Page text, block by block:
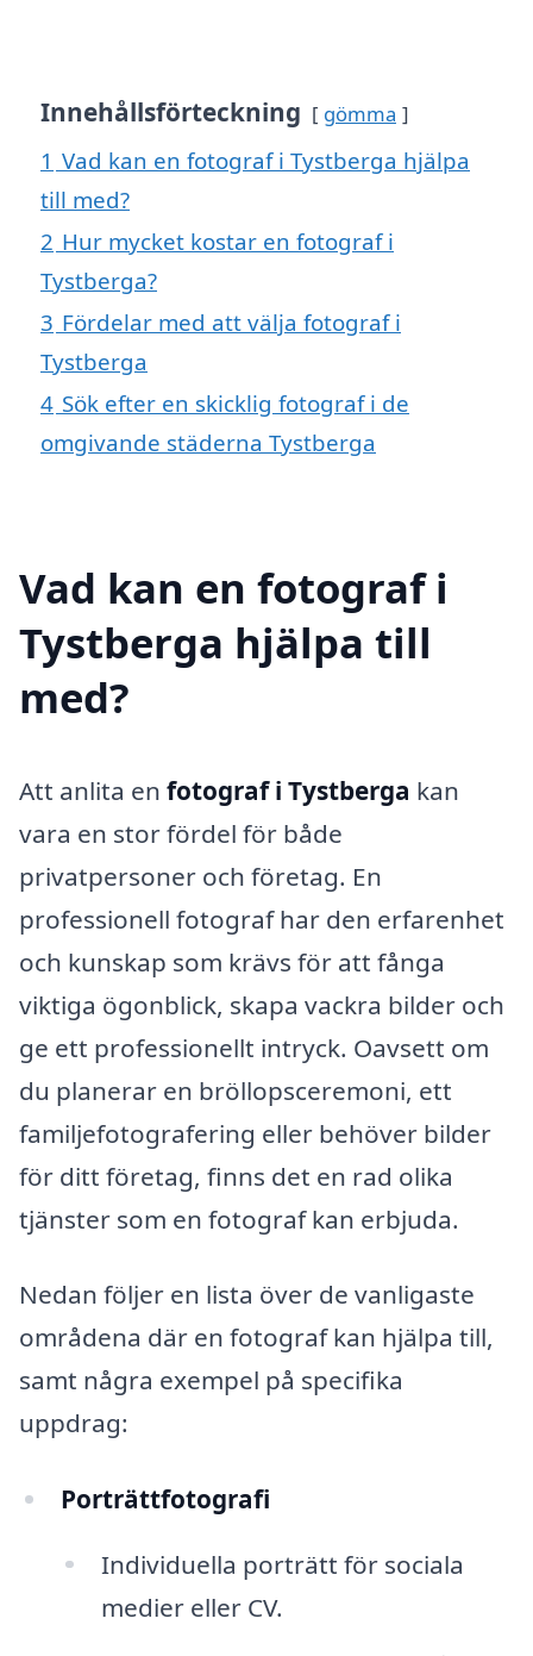
Innehållsförteckning gömma
1 Vad kan en fotograf i Tystberga hjälpa
till med?
2 Hur mycket kostar en fotograf i
Tystberga?
3 Fördelar med att välja fotograf i
Tystberga
4 Sök efter en skicklig fotograf i de
omgivande städerna Tystberga
Vad kan en fotograf i
Tystberga hjälpa till
med?
Att anlita en fotograf i Tystberga kan
vara en stor fördel för både
privatpersoner och företag. En
professionell fotograf har den erfarenhet
och kunskap som krävs för att fånga
viktiga ögonblick, skapa vackra bilder och
ge ett professionellt intryck. Oavsett om
du planerar en bröllopsceremoni, ett
familjefotografering eller behöver bilder
för ditt företag, finns det en rad olika
tjänster som en fotograf kan erbjuda.
Nedan följer en lista över de vanligaste
områdena där en fotograf kan hjälpa till,
samt några exempel på specifika
uppdrag:
Porträttfotografi
Individuella porträtt för sociala
medier eller CV.